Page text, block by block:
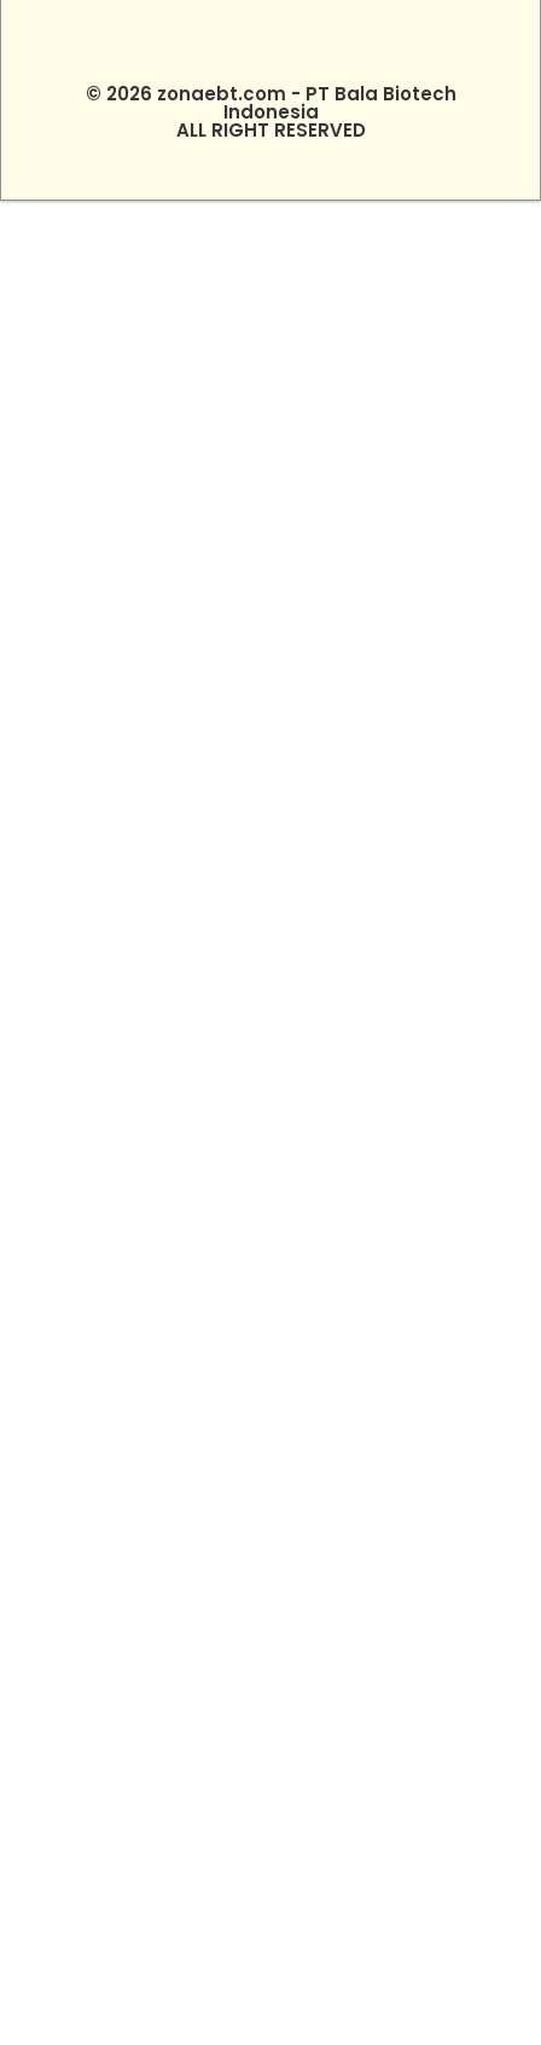
© 2026 zonaebt.com - PT Bala Biotech
Indonesia
ALL RIGHT RESERVED